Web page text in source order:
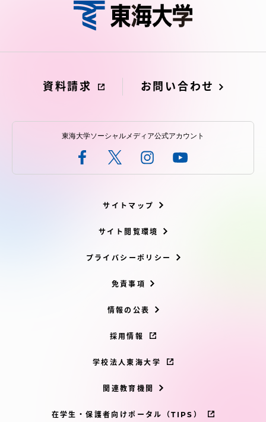
資料請求 お問い合わせ
東海大学ソーシャルメディア公式アカウント
サイトマップ
サイト閲覧環境
プライバシーポリシー
免責事項
情報の公表
採用情報
学校法人東海大学
関連教育機関
在学生・保護者向けポータル（TIPS）